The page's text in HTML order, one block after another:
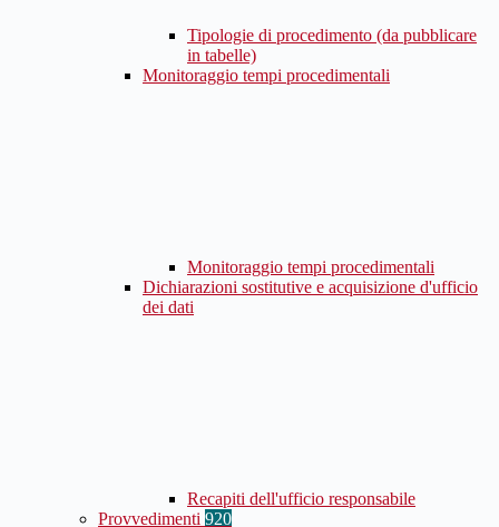
Tipologie di procedimento (da pubblicare
in tabelle)
Monitoraggio tempi procedimentali
Monitoraggio tempi procedimentali
Dichiarazioni sostitutive e acquisizione d'ufficio
dei dati
Recapiti dell'ufficio responsabile
Provvedimenti 920